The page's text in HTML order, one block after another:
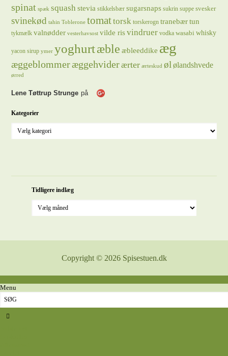
spinat spæk squash stevia stikkelsbær sugarsnaps sukrin suppe svesker
svinekød tahin Toblerone tomattorsk torskerogn tranebærtun
tykmælk valnødder vesterhavsost vilde ris vindruer vodka wasabi whisky
yacon sirup ymer yoghurtæble æbleeddike æg
æggeblommeræggehviderærter ærteskud øl ølandshvede
ørred
Lene Tøttrup Strunge på
Kategorier
Tidligere indlæg
Copyright © 2026 Spisestuen.dk
Menu